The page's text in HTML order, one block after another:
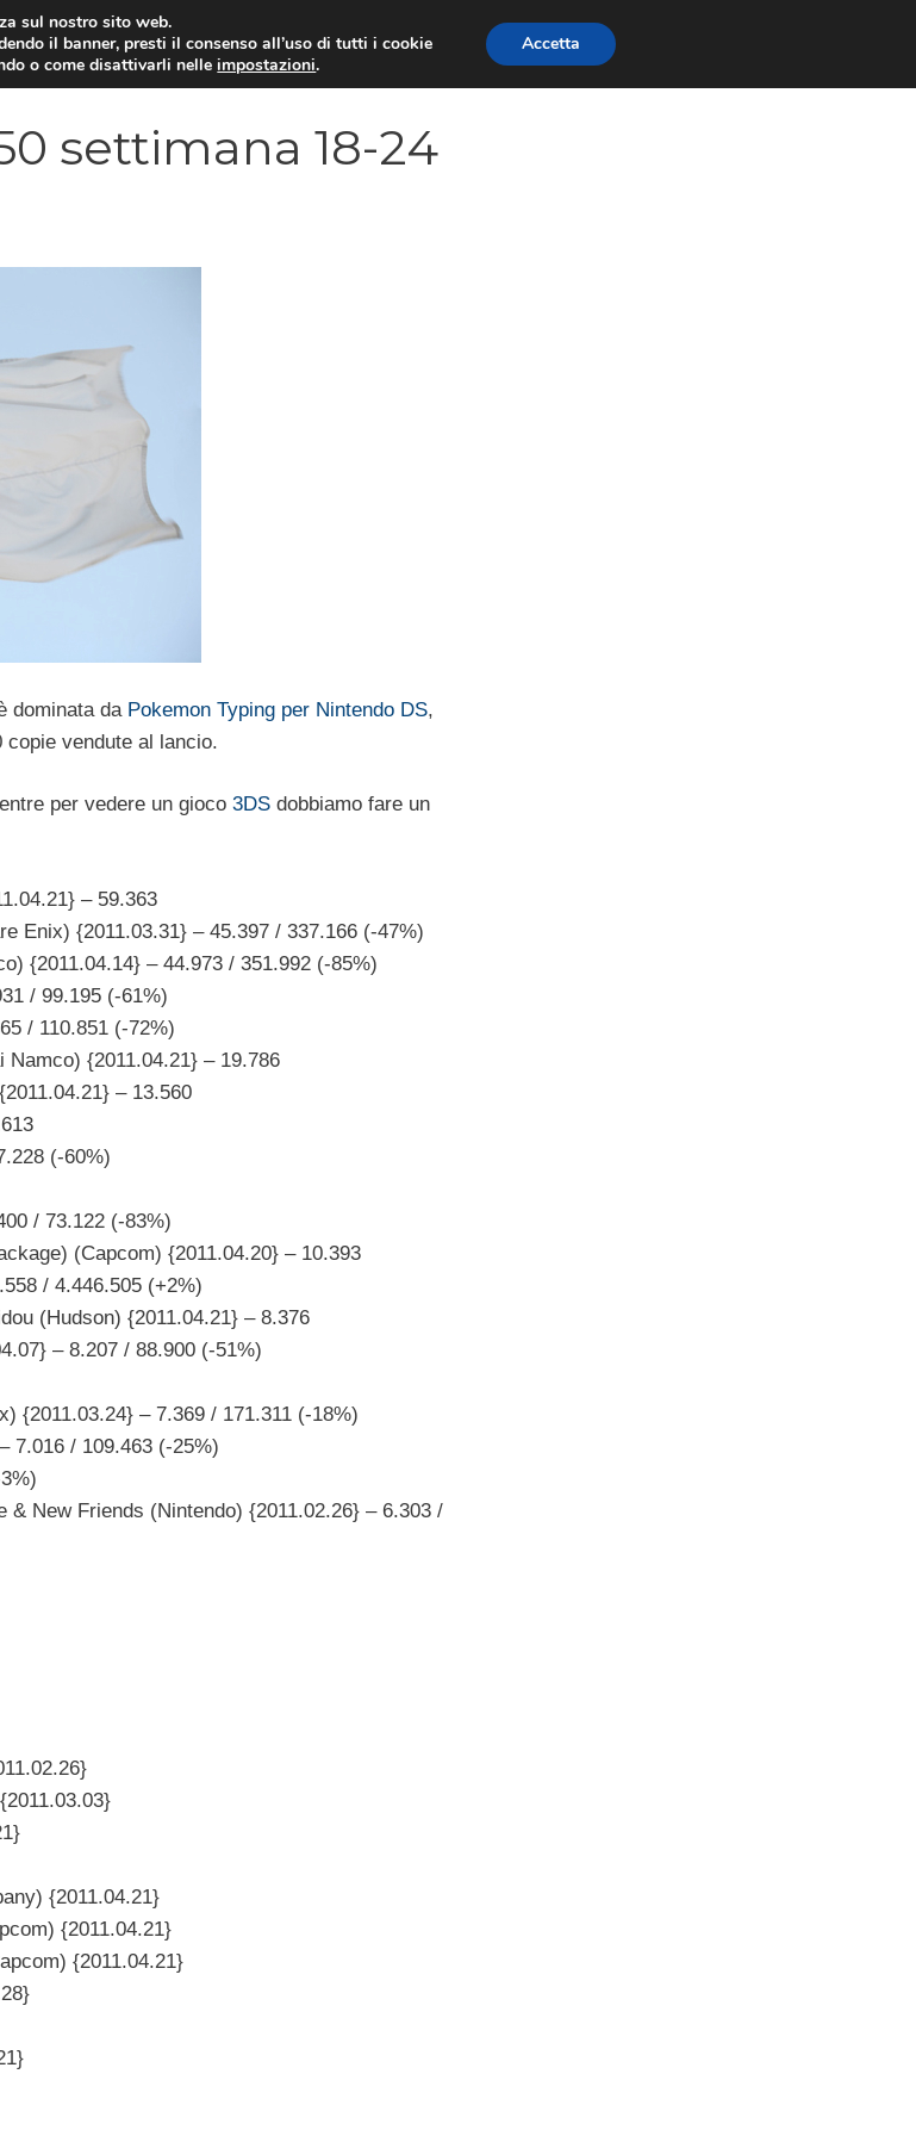
VIDEOGIOCHI NEWS RECENSIONI TRAILER GIOCHI
settimana 18-24
dominata da Pokemon Typing per Nintendo DS,
vendute al lancio.
per vedere un gioco 3DS dobbiamo fare un
– 59.363
Enix) {2011.03.31} – 45.397 / 337.166 (-47%)
{2011.04.14} – 44.973 / 351.992 (-85%)
/ 99.195 (-61%)
/ 110.851 (-72%)
{2011.04.21} – 19.786
– 13.560
(-60%)
/ 73.122 (-83%)
(Capcom) {2011.04.20} – 10.393
/ 4.446.505 (+2%)
(Hudson) {2011.04.21} – 8.376
– 8.207 / 88.900 (-51%)
{2011.03.24} – 7.369 / 171.311 (-18%)
7.016 / 109.463 (-25%)
New Friends (Nintendo) {2011.02.26} – 6.303 /
{2011.04.21}
{2011.04.21}
{2011.04.21}
sul nostro sito web.
il banner, presti il consenso all’uso di tutti i cookie
o come disattivarli nelleimpostazioni.
Accetta